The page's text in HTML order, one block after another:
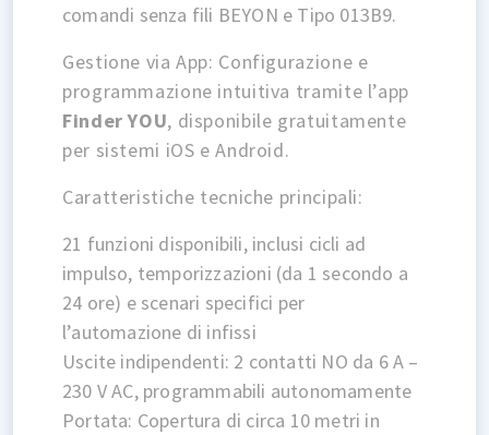
comandi senza fili BEYON e Tipo 013B9.
Gestione via App: Configurazione e
programmazione intuitiva tramite l’app
Finder YOU, disponibile gratuitamente
per sistemi iOS e Android.
Caratteristiche tecniche principali:
21 funzioni disponibili, inclusi cicli ad
impulso, temporizzazioni (da 1 secondo a
24 ore) e scenari specifici per
l’automazione di infissi
Uscite indipendenti: 2 contatti NO da 6 A –
230 V AC, programmabili autonomamente
Portata: Copertura di circa 10 metri in